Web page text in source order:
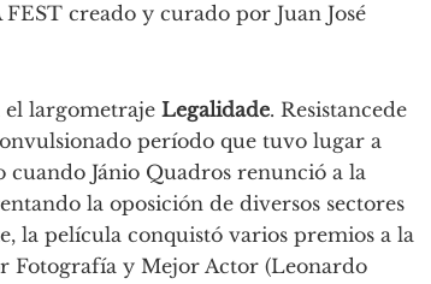
creado y curado por Juan José
el largometraje Legalidade. Resistancede
período que tuvo lugar a
Jánio Quadros renunció a la
la oposición de diversos sectores
la película conquistó varios premios a la
Fotografía y Mejor Actor (Leonardo